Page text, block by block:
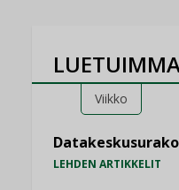
Viikko
LEHDEN ARTIKKELIT